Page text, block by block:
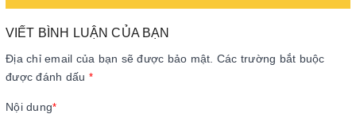
VIẾT BÌNH LUẬN CỦA BẠN
Địa chỉ email của bạn sẽ được bảo mật. Các trường bắt buộc
được đánh dấu *
Nội dung*